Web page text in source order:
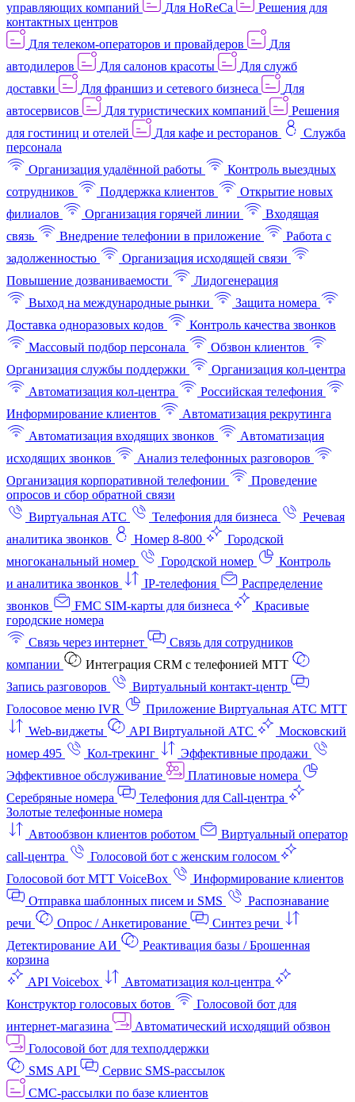
управляющих компаний
Для HoReCa
Решения для
контактных центров
Для телеком-операторов и провайдеров
Для
автодилеров
Для салонов красоты
Для служб
доставки
Для франшиз и сетевого бизнеса
Для
автосервисов
Для туристических компаний
Решения
для гостиниц и отелей
Для кафе и ресторанов
Служба
персонала
Организация удалённой работы
Контроль выездных
сотрудников
Поддержка клиентов
Открытие новых
филиалов
Организация горячей линии
Входящая
связь
Внедрение телефонии в приложение
Работа с
задолженностью
Организация исходящей связи
Повышение дозваниваемости
Лидогенерация
Выход на международные рынки
Защита номера
Доставка одноразовых кодов
Контроль качества звонков
Массовый подбор персонала
Обзвон клиентов
Организация службы поддержки
Организация кол-центра
Автоматизация кол-центра
Российская телефония
Информирование клиентов
Автоматизация рекрутинга
Автоматизация входящих звонков
Автоматизация
исходящих звонков
Анализ телефонных разговоров
Организация корпоративной телефонии
Проведение
опросов и сбор обратной связи
Виртуальная АТС
Телефония для бизнеса
Речевая
аналитика звонков
Номер 8-800
Городской
многоканальный номер
Городской номер
Контроль
и аналитика звонков
IP-телефония
Распределение
звонков
FMC SIM-карты для бизнеса
Красивые
городские номера
Связь через интернет
Связь для сотрудников
компании
Интеграция CRM с телефонией МТТ
Запись разговоров
Виртуальный контакт‑центр
Голосовое меню IVR
Приложение Виртуальная АТС МТТ
Web-виджеты
API Виртуальной АТС
Московский
номер 495
Кол-трекинг
Эффективные продажи
Эффективное обслуживание
Платиновые номера
Серебряные номера
Телефония для Call-центра
Золотые телефонные номера
Автообзвон клиентов роботом
Виртуальный оператор
call-центра
Голосовой бот с женским голосом
Голосовой бот МТТ VoiceBox
Информирование клиентов
Отправка шаблонных писем и SMS
Распознавание
речи
Опрос / Анкетирование
Синтез речи
Детектирование АИ
Реактивация базы / Брошенная
корзина
API Voicebox
Автоматизация кол‑центра
Конструктор голосовых ботов
Голосовой бот для
интернет‑магазина
Автоматический исходящий обзвон
Голосовой бот для техподдержки
SMS API
Сервис SMS-рассылок
СМС-рассылки по базе клиентов